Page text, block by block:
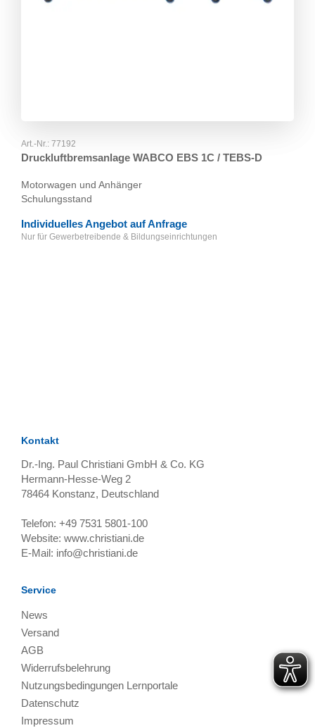
Art.-Nr.: 77192
Druckluftbremsanlage WABCO EBS 1C / TEBS-D
Motorwagen und Anhänger
Schulungsstand
Individuelles Angebot auf Anfrage
Nur für Gewerbetreibende & Bildungseinrichtungen
Kontakt
Dr.-Ing. Paul Christiani GmbH & Co. KG
Hermann-Hesse-Weg 2
78464 Konstanz, Deutschland
Telefon: +49 7531 5801-100
Website: www.christiani.de
E-Mail: info@christiani.de
Service
News
Versand
AGB
Widerrufsbelehrung
Nutzungsbedingungen Lernportale
Datenschutz
Impressum